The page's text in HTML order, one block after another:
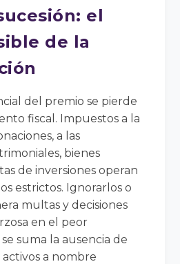
el
de la
del premio se pierde
fiscal. Impuestos a la
a las
bienes
de inversiones operan
estrictos. Ignorarlos o
multas y decisiones
en el peor
suma la ausencia de
a nombre